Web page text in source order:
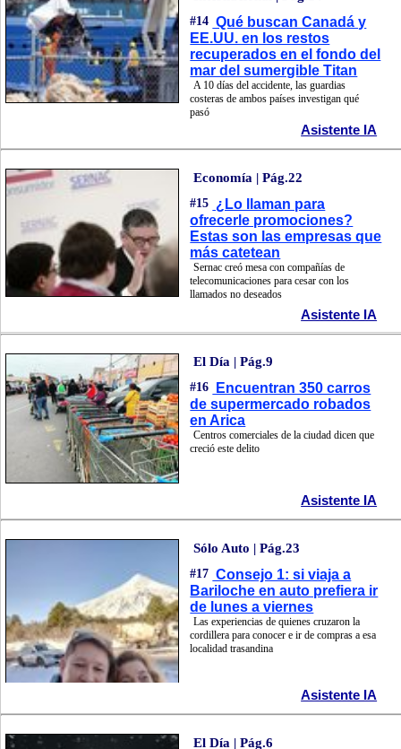
#14 Qué buscan Canadá y
EE.UU. en los restos
recuperados en el fondo del
mar del sumergible Titan
A 10 días del accidente, las guardias
costeras de ambos países investigan qué
pasó
Asistente IA
Economía | Pág.22
#15 ¿Lo llaman para
ofrecerle promociones?
Estas son las empresas que
más catetean
Sernac creó mesa con compañías de
telecomunicaciones para cesar con los
llamados no deseados
Asistente IA
El Día | Pág.9
#16
Encuentran 350 carros
de supermercado robados
en Arica
Centros comerciales de la ciudad dicen que
creció este delito
Asistente IA
Sólo Auto | Pág.23
#17 Consejo 1: si viaja a
Bariloche en auto prefiera ir
de lunes a viernes
Las experiencias de quienes cruzaron la
cordillera para conocer e ir de compras a esa
localidad trasandina
Asistente IA
El Día | Pág.6